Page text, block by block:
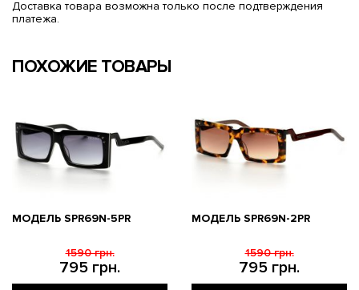
Доставка товара возможна только после подтверждения
платежа.
ПОХОЖИЕ ТОВАРЫ
МОДЕЛЬ SPR69N-5PR
795 грн.
1590 грн.
МОДЕЛЬ SPR69N-2PR
795 грн.
1590 грн.